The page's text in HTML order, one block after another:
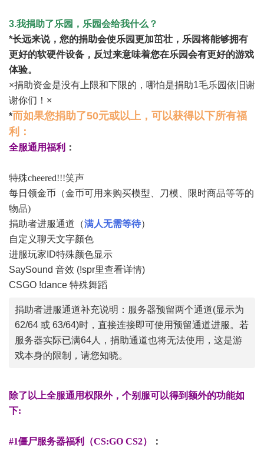
3.我捐助了乐园，乐园会给我什么？
*长远来说，您的捐助会使乐园更加茁壮，乐园将能够拥有
更好的软硬件设备，反过来意味着您在乐园会有更好的游戏
体验。
×捐助资金是没有上限和下限的，哪怕是捐助1毛乐园依旧谢
谢你们！×
*而如果您捐助了50元或以上，可以获得以下所有福
利：
全服通用福利 ：
特殊cheered!!!笑声
每日领金币（金币可用来购买模型、刀模、限时商品等等的
物品)
捐助者进服通道（满人无需等待）
自定义聊天文字顏色
进服玩家ID特殊颜色显示
SaySound 音效 (!spr里查看详情)
CSGO !dance 特殊舞蹈
捐助者进服通道补充说明：服务器预留两个通道(显示为
62/64 或 63/64)时，直接连接即可使用预留通道进服。 若
服务器实际已满64人，捐助通道也将无法使用，这是游
戏本身的限制，请您知晓。
除了以上全服通用权限外， 个别服可以得到额外的功能如
下:
#1僵尸服务器福利（CS:GO CS2） ：